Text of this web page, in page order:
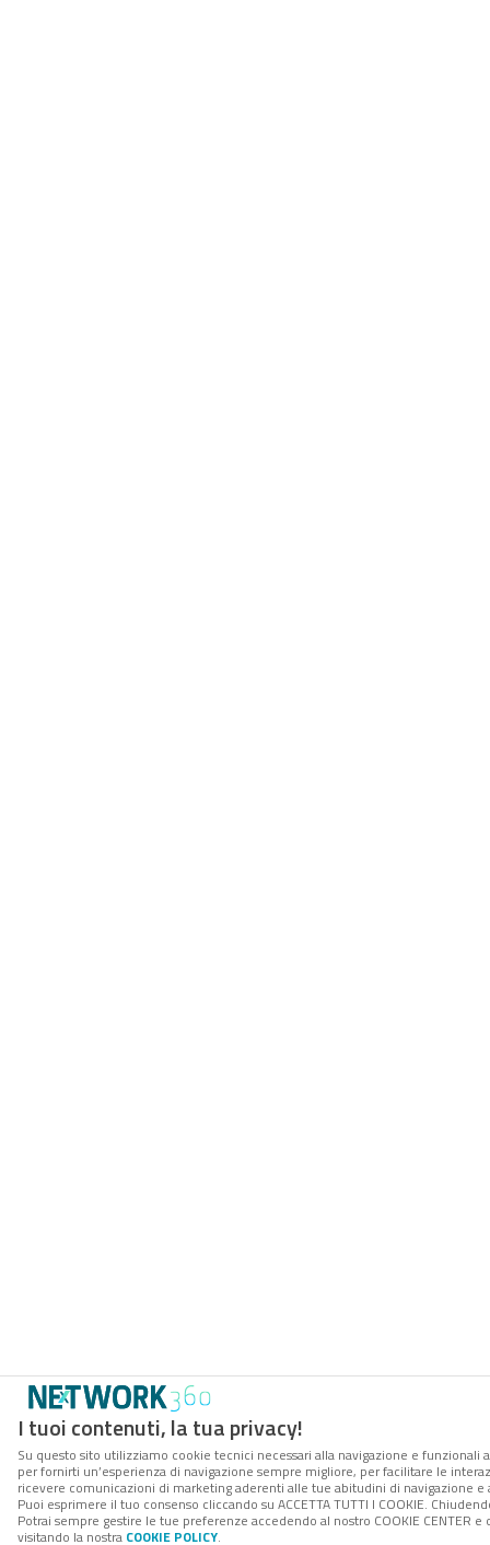
I tuoi contenuti, la tua privacy!
Su questo sito utilizziamo cookie tecnici necessari alla navigazione e funzionali
per fornirti un’esperienza di navigazione sempre migliore, per facilitare le
ricevere comunicazioni di marketing aderenti alle tue abitudini di navigazione e
Puoi esprimere il tuo consenso cliccando su ACCETTA TUTTI I COOKIE.
Potrai sempre gestire le tue preferenze accedendo al nostro COOKIE
visitando la nostra COOKIE POLICY.